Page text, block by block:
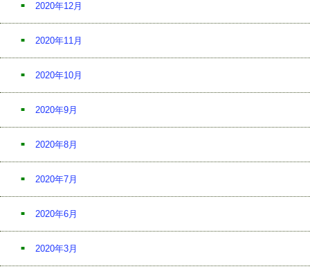
2020年12月
2020年11月
2020年10月
2020年9月
2020年8月
2020年7月
2020年6月
2020年3月